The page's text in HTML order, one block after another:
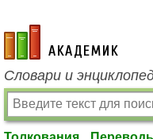
academic.ru
Словари и